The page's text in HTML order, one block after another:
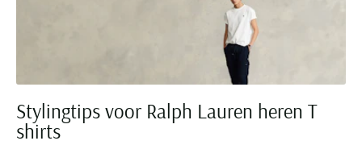
Stylingtips voor Ralph Lauren heren T
shirts